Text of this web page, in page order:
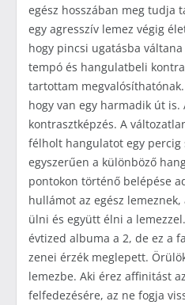
egész hosszában meg tudja
egy agresszív lemez végig
hogy pincsi ugatásba
tempó és hangulatbeli
tartottam
hogy van egy harmadik út
kontrasztképzés. A
félholt hangulatot egy percig
egyszerűen a különböző
pontokon történő belépése
hullámot az egész
ülni és együtt élni a
évtized albuma a 2, de ez a
zenei érzék meglepett.
lemezbe. Aki érez affinitást
felfedezésére, az ne fogja